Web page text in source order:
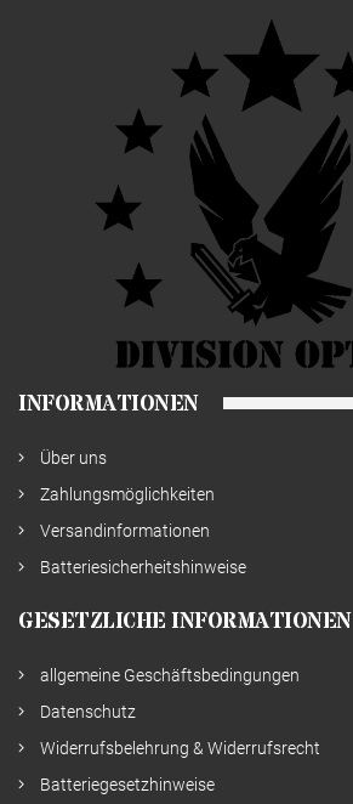
INFORMATIONEN
Über uns
Zahlungsmöglichkeiten
Versandinformationen
Batteriesicherheitshinweise
GESETZLICHE INFORMATIONEN
allgemeine Geschäftsbedingungen
Datenschutz
Widerrufsbelehrung & Widerrufsrecht
Batteriegesetzhinweise